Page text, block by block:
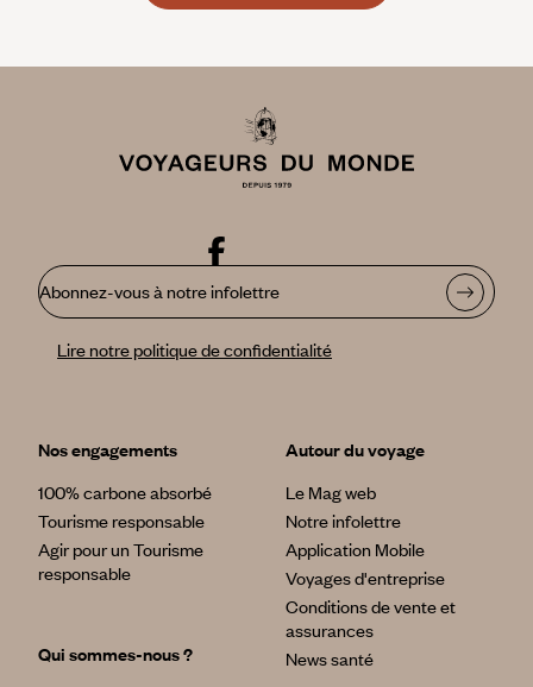
Abonnez-vous à notre infolettre
Lire notre politique de confidentialité
Nos engagements
100% carbone absorbé
Tourisme responsable
Agir pour un Tourisme
responsable
Qui sommes-nous ?
Autour du voyage
Le Mag web
Notre infolettre
Application Mobile
Voyages d'entreprise
Conditions de vente et
assurances
News santé